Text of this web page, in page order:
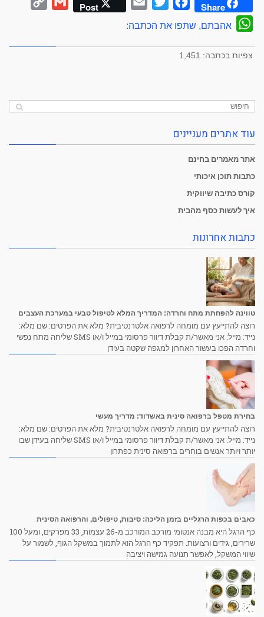
Share
Post
WhatsApp
אהבתם, שתפו את הכתבה:
צפיות בכתבה: 1,451
עוד אתרים מעניינים
אתר מאמרים בחינם
כתבות תוכן איכותי
קורס כתיבה שיווקית
איך לעשות כסף מהבית
כתבות אחרונות
טווינה להפחתת מתח וחרדה: המדריך המלא לטיפול טבעי במערכת העצבים
רוצה להתייעץ עם מומחה לרפואה אלטרנטיבית? מלא את הפרטים: שם מלא:
נייד: מייל: אני מאשר/ת קבלת דיוור פרסומי במייל ו/או SMS שליחה מתח נפשי
וחרדה הפכו בעשור האחרון למגפה שקטה בעידן
בחירת מטפל ברפואה סינית באשדוד: מדריך מעשי
רוצה להתייעץ עם מומחה לרפואה אלטרנטיבית? מלא את הפרטים: שם מלא:
נייד: מייל: אני מאשר/ת קבלת דיוור פרסומי במייל ו/או SMS שליחה בעידן שבו
יותר ויותר אנשים בוחרים ברפואה סינית כפתרון
כאבים בכפות הרגליים בזמן הליכה: סיבות, טיפולים, והרפואה הסינית
כף הרגל היא מבנה אנטומי מורכב המורכב מ-26 עצמות, 33 מפרקים, ומעל 100
שרירים, גידים ורצועות. תפקיד כף הרגל הוא לתמוך במשקל הגוף, לשמור על
שיווי המשקל, לאפשר תנועה גמישה ויציבה